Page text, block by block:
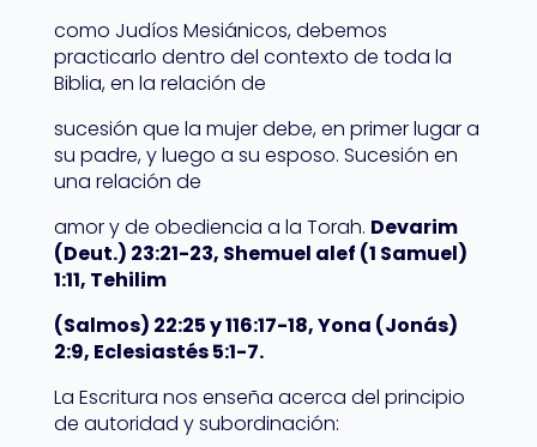
como Judíos Mesiánicos, debemos
practicarlo dentro del contexto de toda la
Biblia, en la relación de
sucesión que la mujer debe, en primer lugar a
su padre, y luego a su esposo. Sucesión en
una relación de
amor y de obediencia a la Torah. Devarim
(Deut.) 23:21-23, Shemuel alef (1 Samuel)
1:11, Tehilim
(Salmos) 22:25 y 116:17-18, Yona (Jonás)
2:9, Eclesiastés 5:1-7.
La Escritura nos enseña acerca del principio
de autoridad y subordinación: